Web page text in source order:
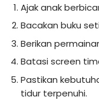
Ajak anak
Bacakan buku
Berikan
Batasi screen
Pastikan
tidur terpenuhi.